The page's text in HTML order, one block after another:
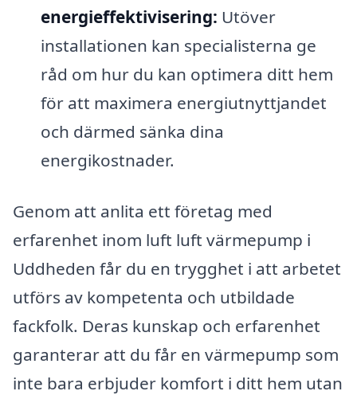
energieffektivisering: Utöver
installationen kan specialisterna ge
råd om hur du kan optimera ditt hem
för att maximera energiutnyttjandet
och därmed sänka dina
energikostnader.
Genom att anlita ett företag med
erfarenhet inom luft luft värmepump i
Uddheden får du en trygghet i att arbetet
utförs av kompetenta och utbildade
fackfolk. Deras kunskap och erfarenhet
garanterar att du får en värmepump som
inte bara erbjuder komfort i ditt hem utan